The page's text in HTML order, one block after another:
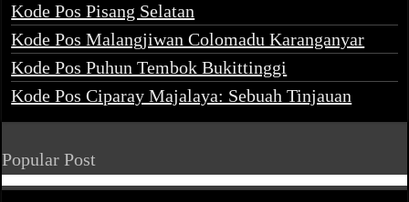
Kode Pos Pisang Selatan
Kode Pos Malangjiwan Colomadu Karanganyar
Kode Pos Puhun Tembok Bukittinggi
Kode Pos Ciparay Majalaya: Sebuah Tinjauan
Popular Post